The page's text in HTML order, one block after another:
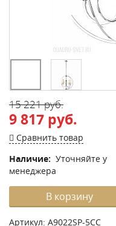
15 221 руб.
9 817 руб.
Сравнить товар
Наличие: Уточняйте у
менеджера
В корзину
Артикул: A9022SP-5CC